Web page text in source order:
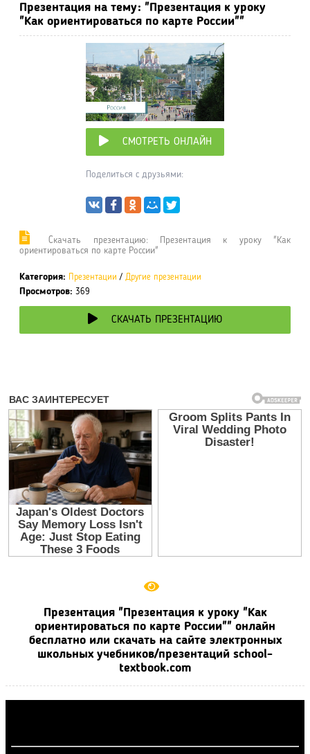
Презентация на тему: "Презентация к уроку
"Как ориентироваться по карте России""
СМОТРЕТЬ ОНЛАЙН
Поделиться с друзьями:
Cкачать презентацию: Презентация к уроку "Как
ориентироваться по карте России"
Категория: Презентации / Другие презентации
Просмотров: 369
СКАЧАТЬ ПРЕЗЕНТАЦИЮ
Презентация "Презентация к уроку "Как
ориентироваться по карте России"" онлайн
бесплатно или скачать на сайте электронных
школьных учебников/презентаций school-
textbook.com